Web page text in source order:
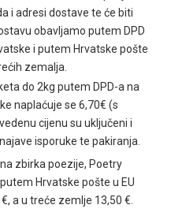
i adresi dostave te će biti
obavljamo putem DPD
i putem Hrvatske pošte
zemalja.
do 2kg putem DPD-a na
naplaćuje se 6,70€ (s
cijenu su uključeni i
isporuke te pakiranja.
zbirka poezije, Poetry
Hrvatske pošte u EU
a u treće zemlje 13,50 €.